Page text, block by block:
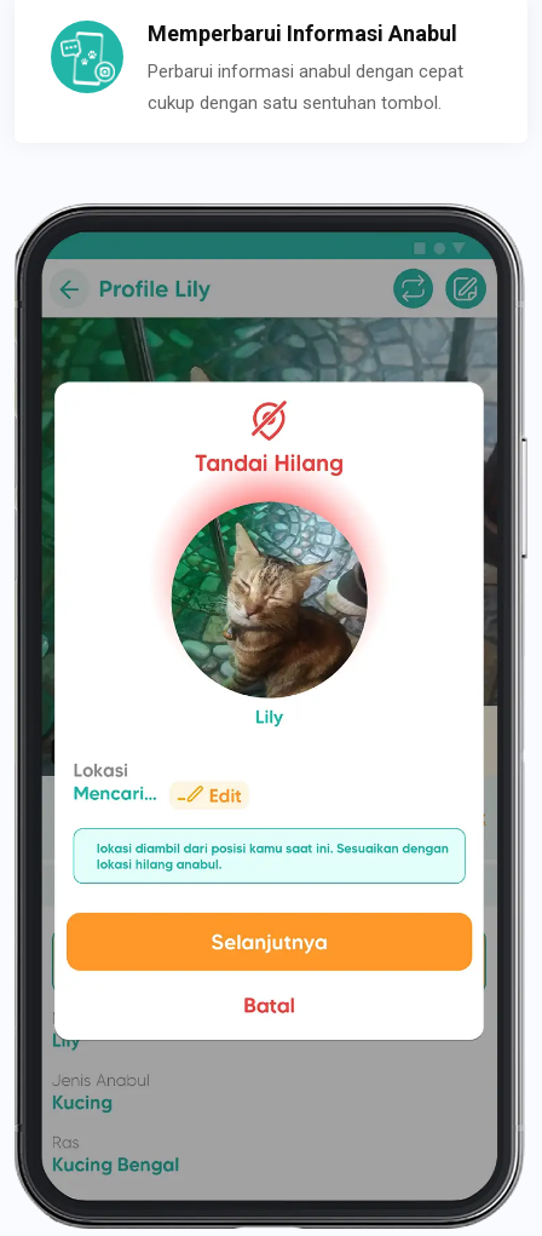
Memperbarui Informasi Anabul
Perbarui informasi anabul dengan cepat
cukup dengan satu sentuhan tombol.